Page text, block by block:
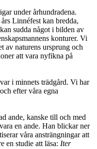
under århundradena.
Linnéfest kan bredda,
sudda något i bilden av
konturer. Vi
av naturens ursprung och
att vara nyfikna på
i minnets trädgård. Vi har
efter våra egna
ande, kanske till och med
en ande. Han blickar ner
våra ansträngningar att
en studie att läsa: Iter